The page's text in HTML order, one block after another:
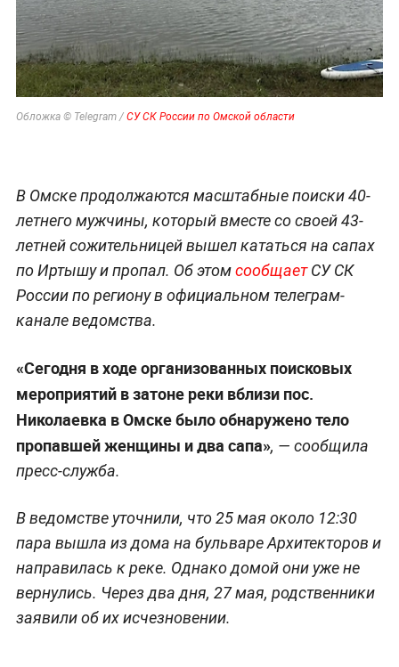
Обложка © Telegram / СУ СК России по Омской области
В Омске продолжаются масштабные поиски 40-
летнего мужчины, который вместе со своей 43-
летней сожительницей вышел кататься на сапах
по Иртышу и пропал. Об этомсообщаетСУ СК
России по региону в официальном телеграм-
канале ведомства.
«Сегодня в ходе организованных поисковых
мероприятий в затоне реки вблизи пос.
Николаевка в Омске было обнаружено тело
пропавшей женщины и два сапа», — сообщила
пресс-служба.
В ведомстве уточнили, что 25 мая около 12:30
пара вышла из дома на бульваре Архитекторов и
направилась к реке. Однако домой они уже не
вернулись. Через два дня, 27 мая, родственники
заявили об их исчезновении.